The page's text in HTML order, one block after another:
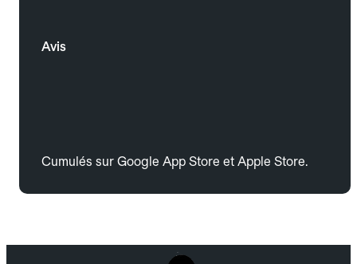
Avis
Cumulés sur Google App Store et Apple Store.